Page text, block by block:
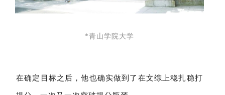
*青山学院大学
在确定目标之后，他也确实做到了在文综上稳扎稳打